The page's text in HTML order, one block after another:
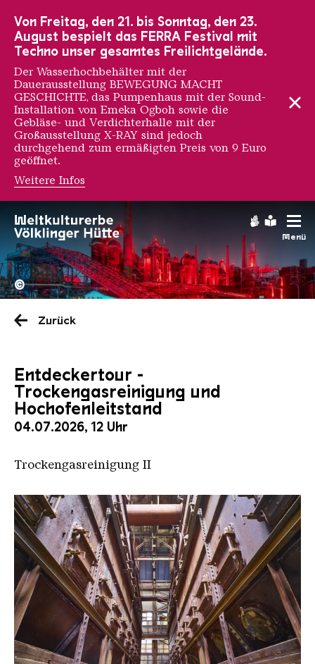
Menü
Hochofengruppe in Rot
Copyright:
©
Zurück
Entdeckertour -
Trockengasreinigung und
Hochofenleitstand
04.07.2026, 12 Uhr
Trockengasreinigung II
Von Freitag, den 21. bis Sonntag, den 23.
August bespielt das FERRA Festival mit
Techno unser gesamtes Freilichtgelände.
Der Wasserhochbehälter mit der
Dauerausstellung BEWEGUNG MACHT
GESCHICHTE, das Pumpenhaus mit der Sound-
Installation von Emeka Ogboh sowie die
Gebläse- und Verdichterhalle mit der
Großausstellung X-RAY sind jedoch
durchgehend zum ermäßigten Preis von 9 Euro
geöffnet.
Weitere Infos